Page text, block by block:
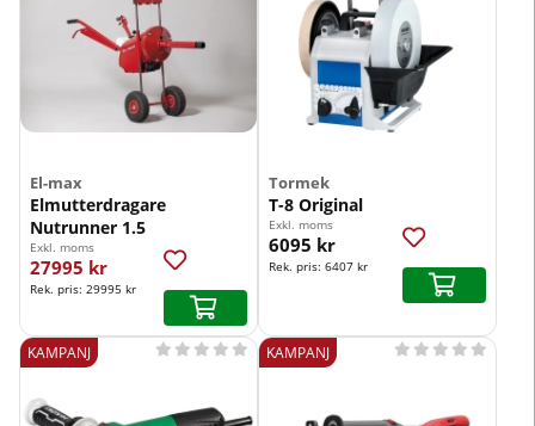
El-max
Elmutterdragare
Nutrunner 1.5
Exkl. moms
27995 kr
Rek. pris: 29995 kr
Tormek
T-8 Original
Exkl. moms
6095 kr
Rek. pris: 6407 kr
KAMPANJ      KAMPANJ     